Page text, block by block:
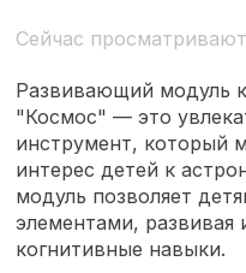
Сейчас
Развивающий модуль
"Космос" — это
инструмент, который
интерес детей к
модуль позволяет
элементами, развивая
когнитивные навыки.